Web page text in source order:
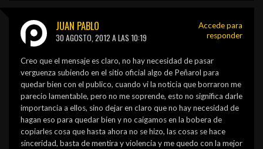
JUAN PABLO
30 AGOSTO, 2012 A LAS 10:19
Creo que el mensaje es claro, no hay necesidad de pasar
verguenza subiendo en el sitio oficial algo de Peñarol para
quedar bien con el publico, cuando vi la noticia que borraron me
parecio lamentable, pero no me soprende, esto no significa darle
importancia a ellos, sino dejar en claro que no hay necesidad de
hagan eso para quedar bien y no caigamos en la bobera de
copiarles cosa que hasta ahora no se hizo, las cosas se hace
sinceridad, basta de mentira y violencia y me quedo con la mejor
Accede para
responder